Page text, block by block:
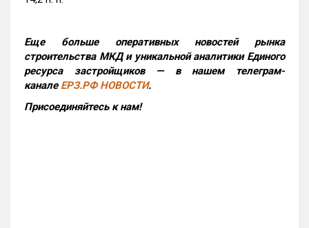
Еще больше оперативных новостей рынка
строительства МКД и уникальной аналитики Единого
ресурса застройщиков — в нашем телеграм-
канале ЕРЗ.РФ НОВОСТИ.
Присоединяйтесь к нам!